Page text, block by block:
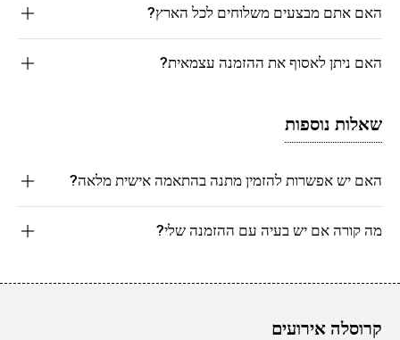
האם אתם מבצעים משלוחים לכל הארץ?
האם ניתן לאסוף את ההזמנה עצמאית?
שאלות נוספות
האם יש אפשרות להזמין מתנה בהתאמה אישית מלאה?
מה קורה אם יש בעיה עם ההזמנה שלי?
קרוסלה אירועים